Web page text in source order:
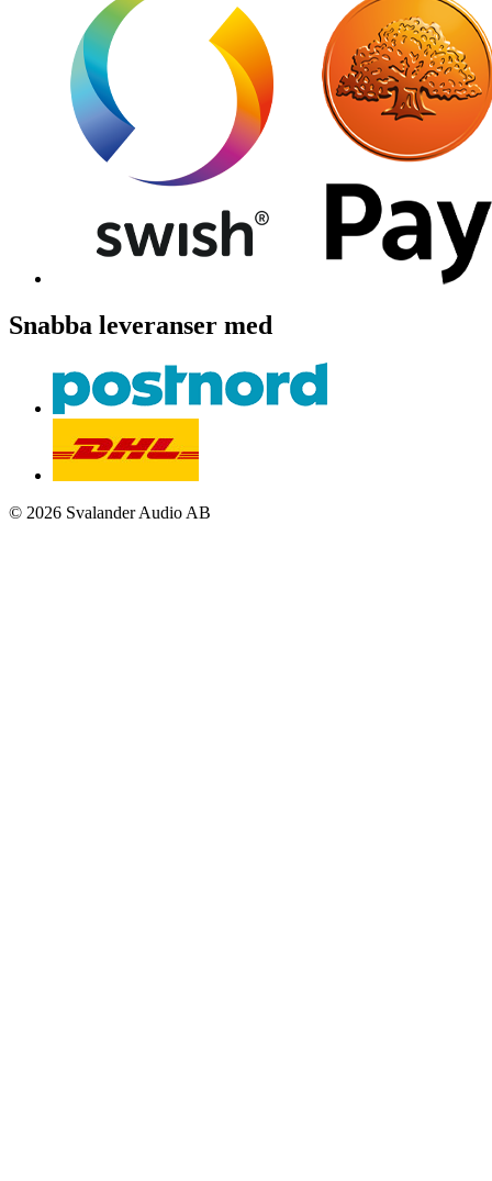
Snabba leveranser med
© 2026 Svalander Audio AB